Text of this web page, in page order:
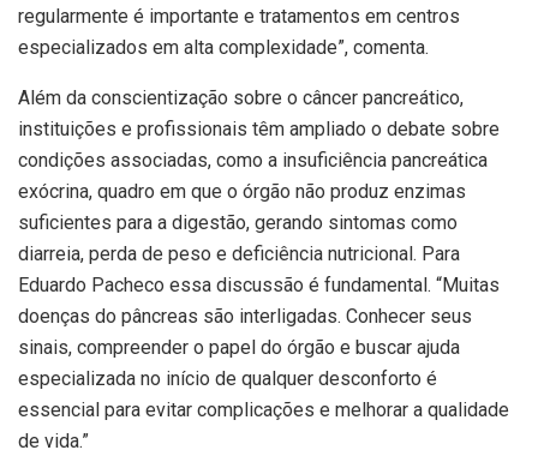
regularmente é importante e tratamentos em centros
especializados em alta complexidade”, comenta.
Além da conscientização sobre o câncer pancreático,
instituições e profissionais têm ampliado o debate sobre
condições associadas, como a insuficiência pancreática
exócrina, quadro em que o órgão não produz enzimas
suficientes para a digestão, gerando sintomas como
diarreia, perda de peso e deficiência nutricional. Para
Eduardo Pacheco essa discussão é fundamental. “Muitas
doenças do pâncreas são interligadas. Conhecer seus
sinais, compreender o papel do órgão e buscar ajuda
especializada no início de qualquer desconforto é
essencial para evitar complicações e melhorar a qualidade
de vida.”